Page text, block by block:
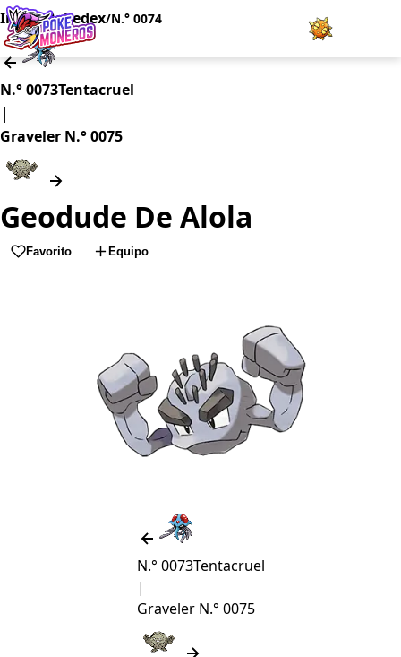
Juegos
Pokédex
Team Builder
Tabla de Tipos
Inicio/Pokedex/N.° 0074
N.° 0073Tentacruel
|
Graveler N.° 0075
Geodude De Alola
Favorito Equipo
N.° 0073Tentacruel
|
Graveler N.° 0075